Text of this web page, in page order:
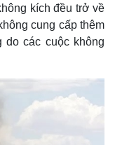
n
g
kích đều trở về
cung cấp thêm
do các cuộc không